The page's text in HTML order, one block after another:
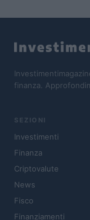
finanza.
SEZIONI
Investimenti
Finanza
Criptovalute
News
Fisco
Finanziamenti